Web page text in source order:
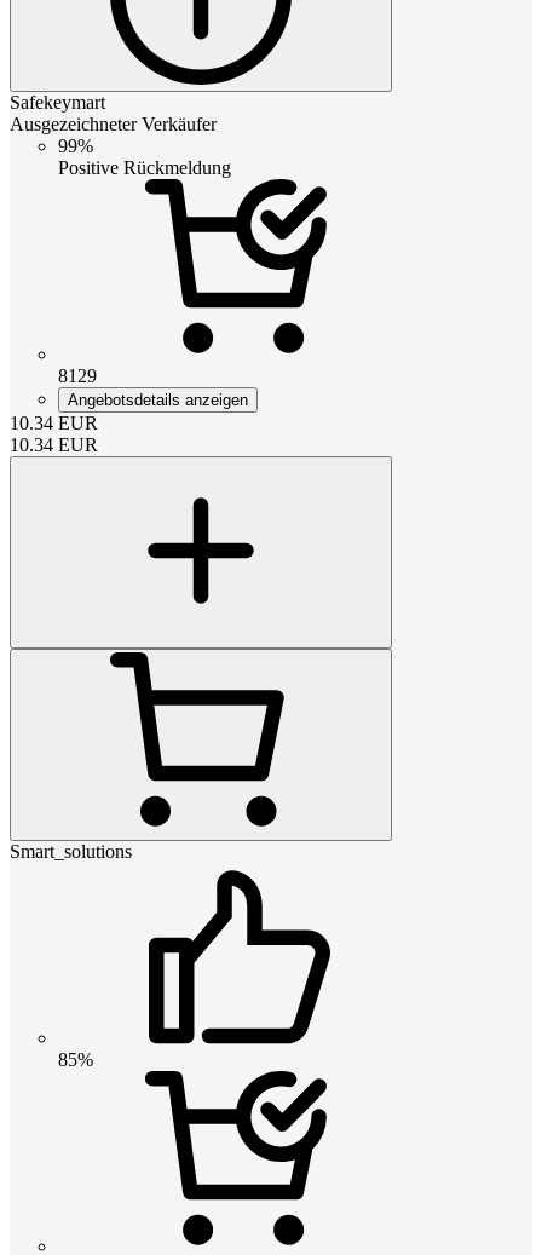
Safekeymart
Ausgezeichneter Verkäufer
99%
Positive Rückmeldung
8129
Angebotsdetails anzeigen
10.34 EUR
10.34 EUR
Smart_solutions
85%